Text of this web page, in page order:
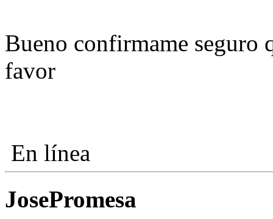
Bueno confirmame seguro
favor
En línea
JosePromesa